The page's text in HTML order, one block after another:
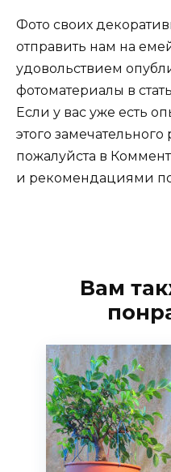
Фото своих
отправить нам на
удовольствием
фотоматериалы в
Если у вас уже есть
этого
пожалуйста в
и рекомендациями
Вам